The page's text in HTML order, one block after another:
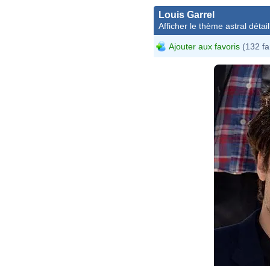
Louis Garrel
Afficher le thème astral
Ajouter aux favoris (132